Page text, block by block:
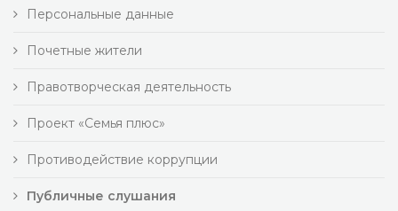
Персональные данные
Почетные жители
Правотворческая деятельность
Проект «Семья плюс»
Противодействие коррупции
Публичные слушания